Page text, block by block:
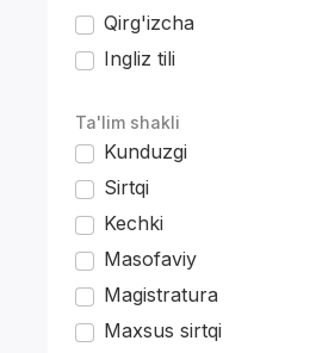
Qirg'izcha
Ingliz tili
Ta'lim shakli
Kunduzgi
Sirtqi
Kechki
Masofaviy
Magistratura
Maxsus sirtqi